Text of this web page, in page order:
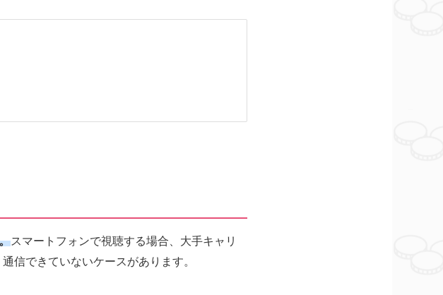
スマートフォンで視聴する場合、大手キャリ
信できていないケースがあります。